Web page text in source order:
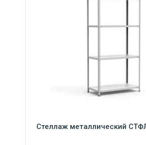
Стеллаж металлический